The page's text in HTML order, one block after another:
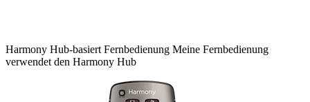
Harmony Hub-basiertFernbedienung Meine Fernbedienung
verwendet den Harmony Hub